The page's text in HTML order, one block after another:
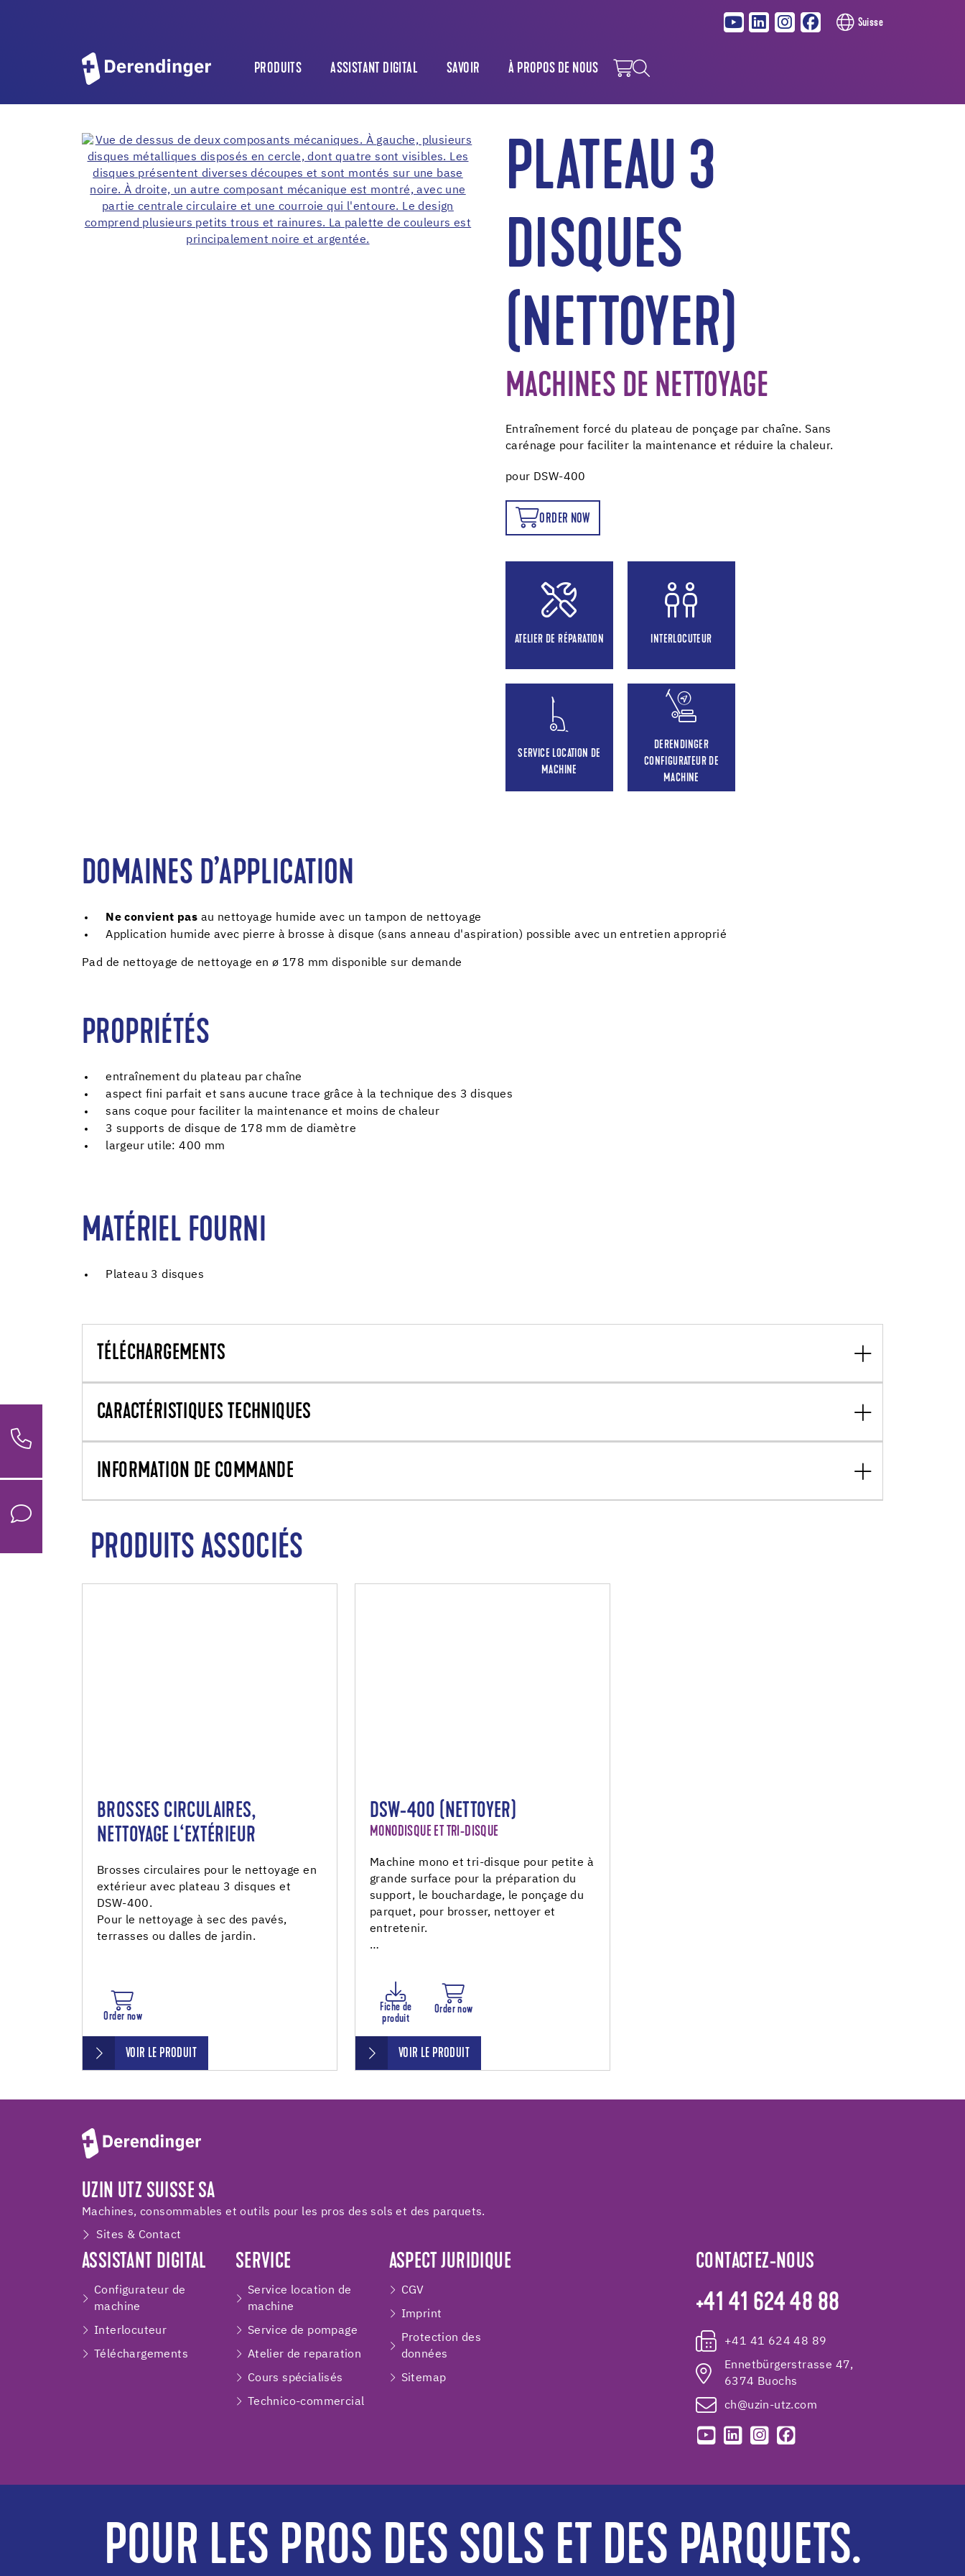
Suisse
PRODUITS ASSISTANT DIGITAL SAVOIR À PROPOS DE NOUS
PLATEAU 3
DISQUES
(NETTOYER)
MACHINES DE NETTOYAGE
Entraînement forcé du plateau de ponçage par chaîne. Sans
carénage pour faciliter la maintenance et réduire la chaleur.
pour DSW-400
ORDER NOW
ATELIER DE RÉPARATION INTERLOCUTEUR
SERVICE LOCATION DE
MACHINE
DERENDINGER
CONFIGURATEUR DE
MACHINE
DOMAINES D’APPLICATION
Ne convient pas au nettoyage humide avec un tampon de nettoyage
Application humide avec pierre à brosse à disque (sans anneau d'aspiration) possible avec un entretien approprié
Pad de nettoyage de nettoyage en ø 178 mm disponible sur demande
PROPRIÉTÉS
entraînement du plateau par chaîne
aspect fini parfait et sans aucune trace grâce à la technique des 3 disques
sans coque pour faciliter la maintenance et moins de chaleur
3 supports de disque de 178 mm de diamètre
largeur utile: 400 mm
MATÉRIEL FOURNI
Plateau 3 disques
TÉLÉCHARGEMENTS
CARACTÉRISTIQUES TECHNIQUES
INFORMATION DE COMMANDE
PRODUITS ASSOCIÉS
BROSSES CIRCULAIRES,
NETTOYAGE L‘EXTÉRIEUR
Brosses circulaires pour le nettoyage en
extérieur avec plateau 3 disques et
DSW-400.
Pour le nettoyage à sec des pavés,
terrasses ou dalles de jardin.
Order now
VOIR LE PRODUIT
DSW-400 (NETTOYER)
MONODISQUE ET TRI-DISQUE
Machine mono et tri-disque pour petite à
grande surface pour la préparation du
support, le bouchardage, le ponçage du
parquet, pour brosser, nettoyer et
entretenir.
…
Fiche de
produit
Order now
VOIR LE PRODUIT
UZIN UTZ SUISSE SA
Machines, consommables et outils pour les pros des sols et des parquets.
Sites & Contact
ASSISTANT DIGITAL
Configurateur de
machine
Interlocuteur
Téléchargements
SERVICE
Service location de
machine
Service de pompage
Atelier de reparation
Cours spécialisés
Technico-commercial
ASPECT JURIDIQUE
CGV
Imprint
Protection des
données
Sitemap
CONTACTEZ-NOUS
+41 41 624 48 88
+41 41 624 48 89
Ennetbürgerstrasse 47,
6374 Buochs
ch@uzin-utz.com
POUR LES PROS DES SOLS ET DES PARQUETS.